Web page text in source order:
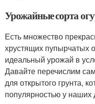
Урожайные сорта
Есть множество
хрустящих пупырчатых
идеальный урожай в
Давайте перечислим
для открытого грунта,
популярностью у наших